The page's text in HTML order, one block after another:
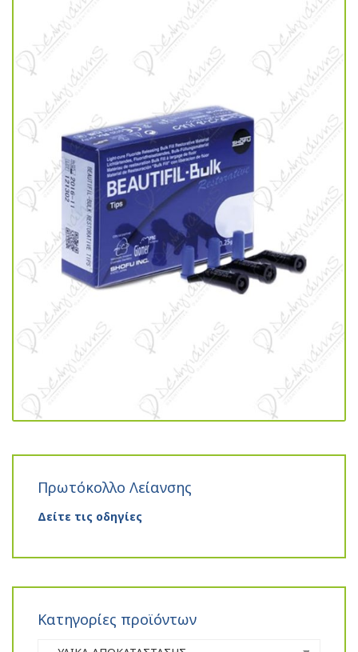
Πρωτόκολλο Λείανσης
Δείτε τις οδηγίες
Κατηγορίες προϊόντων